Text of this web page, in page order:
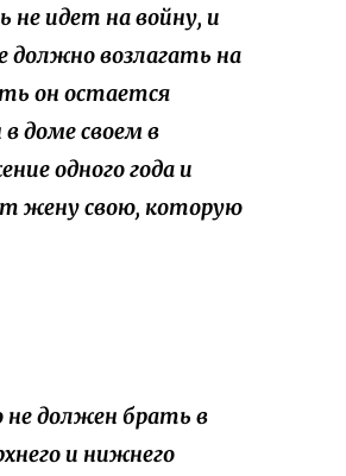
не идет на войну, и
должно возлагать на
он остается
в доме своем в
одного года и
жену свою, которую
должен брать в
и нижнего